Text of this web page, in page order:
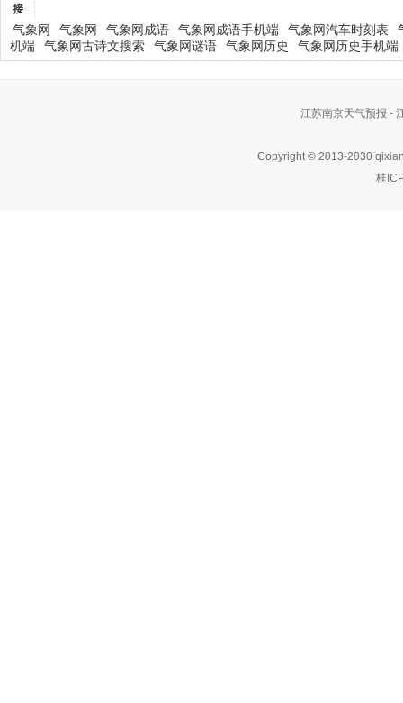
接
气象网 气象网 气象网成语 气象网成语手机端 气象网汽车时刻表
机端
气象网古诗文搜索 气象网谜语 气象网历史 气象网历史手机端
江苏南京天气预报 -
Copyright © 2013-2030
桂